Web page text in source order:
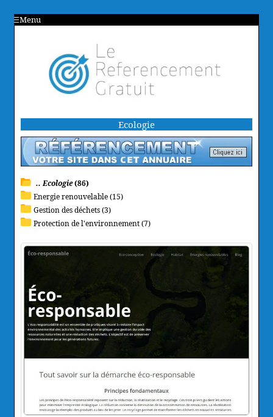
Menu
Ecologie
.. Ecologie(86)
Energie renouvelable (15)
Gestion des déchets (3)
Protection de l'environnement (7)